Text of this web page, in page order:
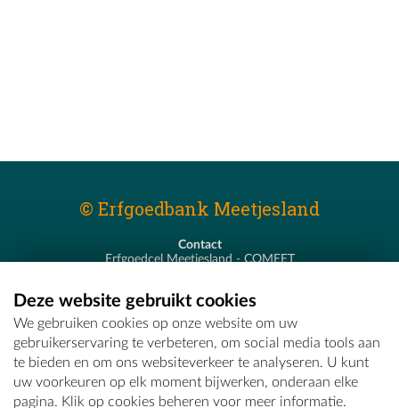
© Erfgoedbank Meetjesland
Contact
Erfgoedcel Meetjesland - COMEET
T - 09 373 75 96
E -erfgoedcel@comeet.be
Deze website gebruikt cookies
We gebruiken cookies op onze website om uw
gebruikerservaring te verbeteren, om social media tools aan
te bieden en om ons websiteverkeer te analyseren. U kunt
uw voorkeuren op elk moment bijwerken, onderaan elke
pagina. Klik op cookies beheren voor meer informatie.